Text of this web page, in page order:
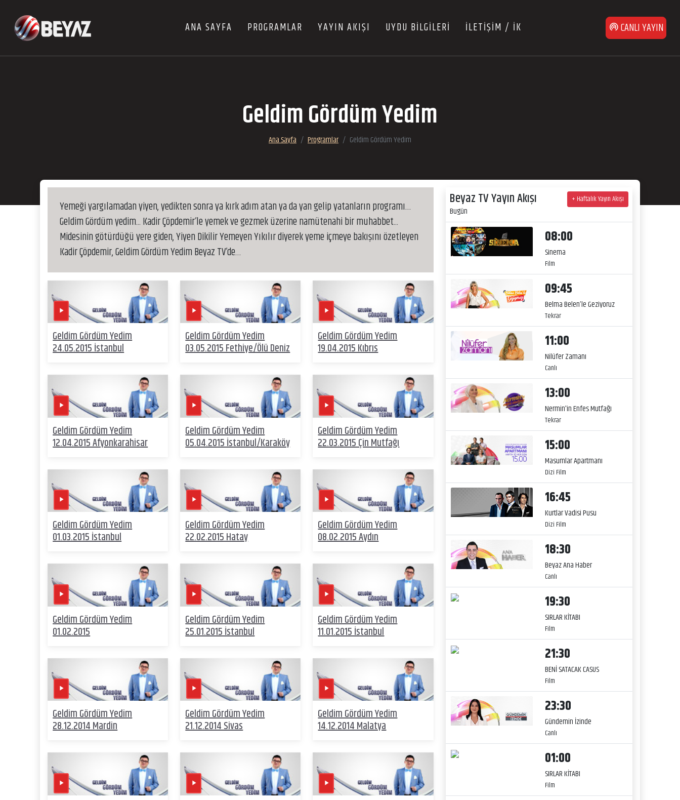
ANA SAYFA PROGRAMLAR YAYIN AKIŞI UYDU BİLGİLERİ İLETİŞİM / İK CANLI YAYIN
Geldim Gördüm Yedim
Ana Sayfa Programlar Geldim Gördüm Yedim
Yemeği yargılamadan yiyen, yedikten sonra ya kırk adım atan ya da yan gelip yatanların programı…
Geldim Gördüm yedim... Kadir Çöpdemir’le yemek ve gezmek üzerine namütenahi bir muhabbet...
Midesinin götürdüğü yere giden, Yiyen Dikilir Yemeyen Yıkılır diyerek yeme içmeye bakışını özetleyen
Kadir Çöpdemir, Geldim Gördüm Yedim Beyaz TV’de…
Geldim Gördüm Yedim
24.05.2015 İstanbul
Geldim Gördüm Yedim
03.05.2015 Fethiye/Ölü Deniz
Geldim Gördüm Yedim
19.04.2015 Kıbrıs
Geldim Gördüm Yedim
12.04.2015 Afyonkarahisar
Geldim Gördüm Yedim
05.04.2015 İstanbul/Karaköy
Geldim Gördüm Yedim
22.03.2015 Çin Mutfağı
Geldim Gördüm Yedim
01.03.2015 İstanbul
Geldim Gördüm Yedim
22.02.2015 Hatay
Geldim Gördüm Yedim
08.02.2015 Aydın
Geldim Gördüm Yedim
01.02.2015
Geldim Gördüm Yedim
25.01.2015 İstanbul
Geldim Gördüm Yedim
11.01.2015 İstanbul
Geldim Gördüm Yedim
28.12.2014 Mardin
Geldim Gördüm Yedim
21.12.2014 Sivas
Geldim Gördüm Yedim
14.12.2014 Malatya
Beyaz TV Yayın Akışı
Bugün
+ Haftalık Yayın Akışı
08:00
Sinema
Film
09:45
Belma Belen’le Geziyoruz
Tekrar
11:00
Nilüfer Zamanı
Canlı
13:00
Nermin'in Enfes Mutfağı
Tekrar
15:00
Masumlar Apartmanı
Dizi Film
16:45
Kurtlar Vadisi Pusu
Dizi Film
18:30
Beyaz Ana Haber
Canlı
19:30
SIRLAR KİTABI
Film
21:30
BENİ SATACAK CASUS
Film
23:30
Gündemin İzinde
Canlı
01:00
SIRLAR KİTABI
Film